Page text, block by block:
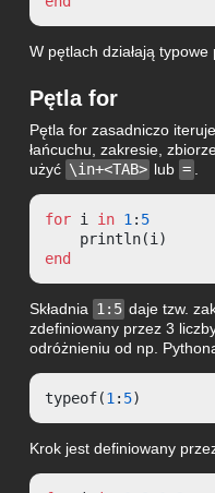
W pętlach działają typowe
Pętla for
Pętla for zasadniczo
łańcuchu, zakresie,
użyć \in+<TAB> lub =
for i in 1 : 5
end
Składnia 1:5 daje tzw.
zdefiniowany przez 3
odróżnieniu od np.
typeof(1 : 5)
Krok jest definiowany